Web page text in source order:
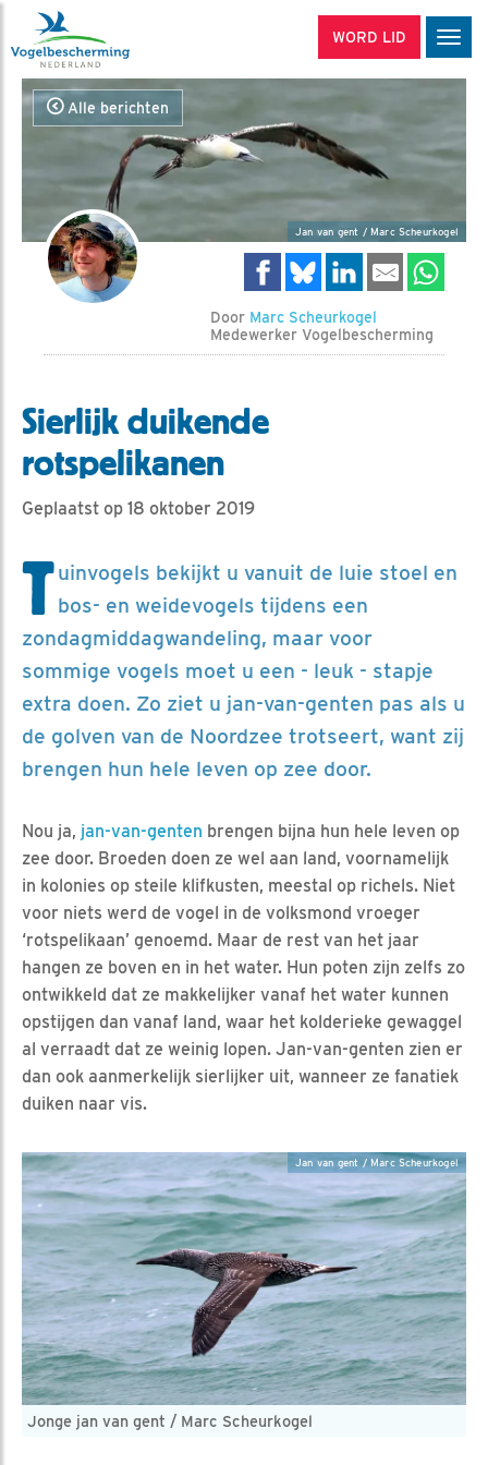
WORD LID
Alle berichten
Jan van gent / Marc Scheurkogel
Door Marc Scheurkogel
Medewerker Vogelbescherming
Sierlijk duikende
rotspelikanen
Geplaatst op 18 oktober 2019
Tuinvogels bekijkt u vanuit de luie stoel en
bos- en weidevogels tijdens een
zondagmiddagwandeling, maar voor
sommige vogels moet u een - leuk - stapje
extra doen. Zo ziet u jan-van-genten pas als u
de golven van de Noordzee trotseert, want zij
brengen hun hele leven op zee door.
Nou ja, jan-van-genten brengen bijna hun hele leven op
zee door. Broeden doen ze wel aan land, voornamelijk
in kolonies op steile klifkusten, meestal op richels. Niet
voor niets werd de vogel in de volksmond vroeger
‘rotspelikaan’ genoemd. Maar de rest van het jaar
hangen ze boven en in het water. Hun poten zijn zelfs zo
ontwikkeld dat ze makkelijker vanaf het water kunnen
opstijgen dan vanaf land, waar het kolderieke gewaggel
al verraadt dat ze weinig lopen. Jan-van-genten zien er
dan ook aanmerkelijk sierlijker uit, wanneer ze fanatiek
duiken naar vis.
Jonge jan van gent / Marc Scheurkogel
Jan van gent / Marc Scheurkogel